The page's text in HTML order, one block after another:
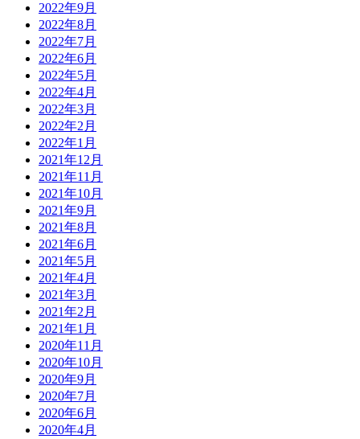
2022年9月
2022年8月
2022年7月
2022年6月
2022年5月
2022年4月
2022年3月
2022年2月
2022年1月
2021年12月
2021年11月
2021年10月
2021年9月
2021年8月
2021年6月
2021年5月
2021年4月
2021年3月
2021年2月
2021年1月
2020年11月
2020年10月
2020年9月
2020年7月
2020年6月
2020年4月